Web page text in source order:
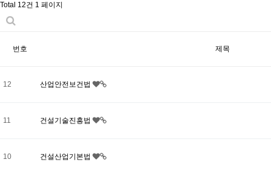
Total 12건 1 페이지
번호 제목
12 산업안전보건법
11 건설기술진흥법
10 건설산업기본법